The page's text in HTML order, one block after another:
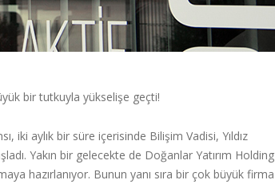
bir tutkuyla yükselişe geçti!
iki aylık bir süre içerisinde Bilişim Vadisi, Yıldız
Yakın bir gelecekte de Doğanlar Yatırım Holding
hazırlanıyor. Bunun yanı sıra bir çok büyük firma